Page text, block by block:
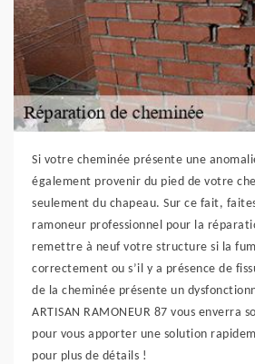
Si votre cheminée présente une
également provenir du pied de votre
seulement du chapeau. Sur ce fait,
ramoneur professionnel pour la
remettre à neuf votre structure si la
correctement ou s’il y a présence de
de la cheminée présente un
ARTISAN RAMONEUR 87 vous enverra
pour vous apporter une solution
pour plus de détails !